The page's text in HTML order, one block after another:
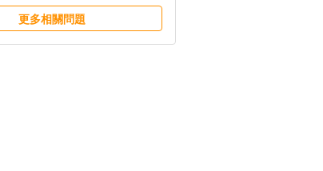
更多相關問題